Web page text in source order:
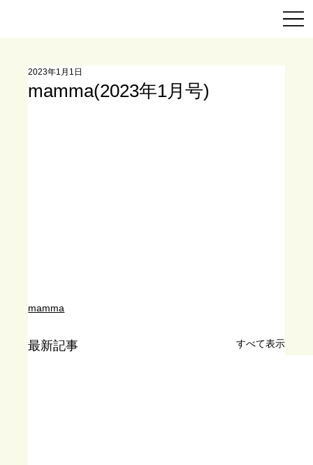
mamma(2023年1月号)
2023年1月1日
mamma
最新記事 すべて表示